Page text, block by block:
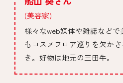
(美容家)
様々なweb媒体や雑誌などで
もコスメフロア巡りを欠か
き。好物は地元の三田牛。